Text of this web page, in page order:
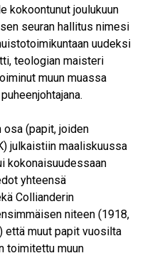
kokoontunut joulukuun
seuran hallitus nimesi
uudeksi
teologian maisteri
muun muassa
osa (papit, joiden
julkaistiin maaliskuussa
kokonaisuudessaan
yhteensä
Collianderin
niteen (1918,
että muut papit vuosilta
toimitettu muun